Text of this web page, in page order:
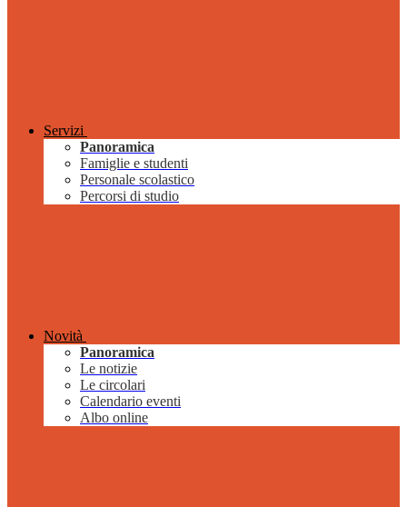
Servizi
Panoramica
Famiglie e studenti
Personale scolastico
Percorsi di studio
Novità
Panoramica
Le notizie
Le circolari
Calendario eventi
Albo online